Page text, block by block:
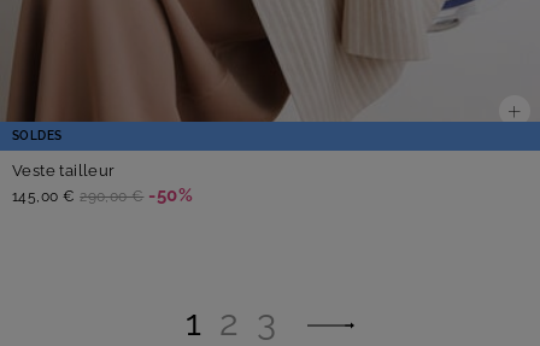
SOLDES
Veste tailleur
145,00 € 290,00 € -50%
1 2 3